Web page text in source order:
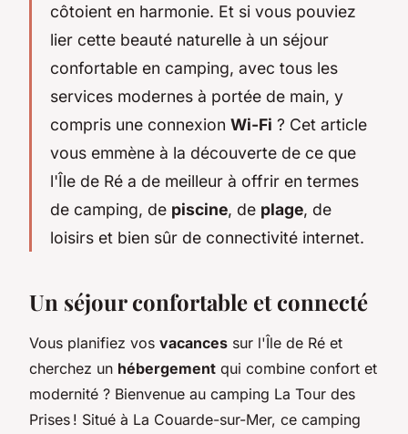
côtoient en harmonie. Et si vous pouviez
lier cette beauté naturelle à un séjour
confortable en camping, avec tous les
services modernes à portée de main, y
compris une connexion Wi-Fi ? Cet article
vous emmène à la découverte de ce que
l'Île de Ré a de meilleur à offrir en termes
de camping, de piscine, de plage, de
loisirs et bien sûr de connectivité internet.
Un séjour confortable et connecté
Vous planifiez vos vacances sur l'Île de Ré et
cherchez un hébergement qui combine confort et
modernité ? Bienvenue au camping La Tour des
Prises ! Situé à La Couarde-sur-Mer, ce camping